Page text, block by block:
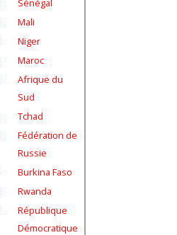
Sénégal
Mali
Niger
Maroc
Afrique du
Sud
Tchad
Fédération de
Russie
Burkina Faso
Rwanda
République
Démocratique